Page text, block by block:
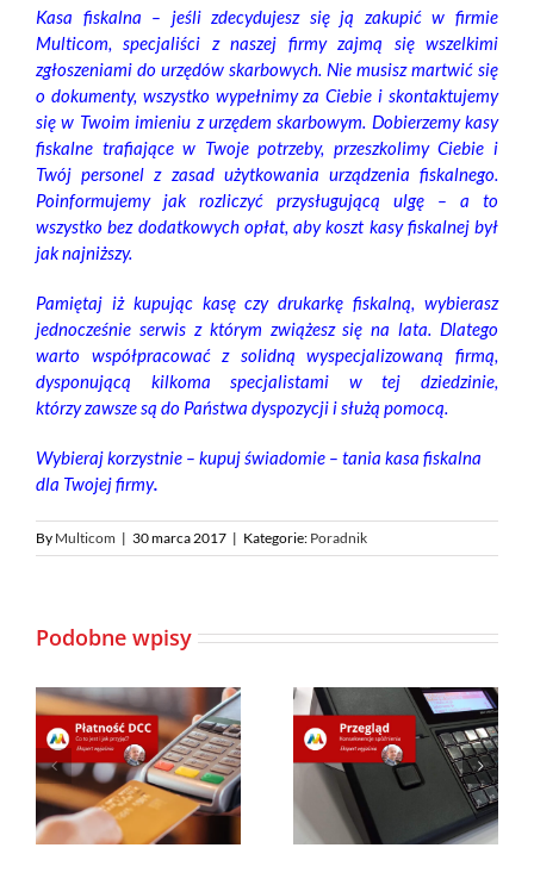
Kasa fiskalna – jeśli zdecydujesz się ją zakupić w firmie
Multicom, specjaliści z naszej firmy zajmą się wszelkimi
zgłoszeniami do urzędów skarbowych. Nie musisz martwić się
o dokumenty, wszystko wypełnimy za Ciebie i skontaktujemy
się w Twoim imieniu z urzędem skarbowym. Dobierzemy kasy
fiskalne trafiające w Twoje potrzeby, przeszkolimy Ciebie i
Twój personel z zasad użytkowania urządzenia fiskalnego.
Poinformujemy jak rozliczyć przysługującą ulgę – a to
wszystko bez dodatkowych opłat, aby koszt kasy fiskalnej był
jak najniższy.
Pamiętaj iż kupując kasę czy drukarkę fiskalną, wybierasz
jednocześnie serwis z którym zwiążesz się na lata. Dlatego
warto współpracować z solidną wyspecjalizowaną firmą,
dysponującą kilkoma specjalistami w tej dziedzinie,
którzy zawsze są do Państwa dyspozycji i służą pomocą.
Wybieraj korzystnie – kupuj świadomie – tania kasa fiskalna
dla Twojej firmy.
By Multicom | 30 marca 2017 | Kategorie: Poradnik
Podobne wpisy